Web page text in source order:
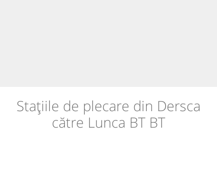
Stațiile de plecare din Dersca
către Lunca BT BT